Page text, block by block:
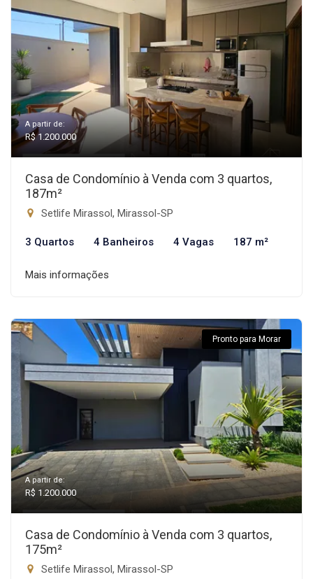
A partir de:
R$ 1.200.000
Casa de Condomínio à Venda com 3 quartos,
187m²
Setlife Mirassol, Mirassol-SP
3 Quartos 4 Banheiros 4 Vagas 187 m²
Mais informações
Pronto para Morar
A partir de:
R$ 1.200.000
Casa de Condomínio à Venda com 3 quartos,
175m²
Setlife Mirassol, Mirassol-SP